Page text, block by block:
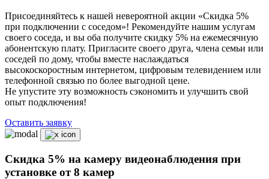
Присоединяйтесь к нашей невероятной акции «Скидка 5%
при подключении с соседом»! Рекомендуйте нашим услугам
своего соседа, и вы оба получите скидку 5% на ежемесячную
абонентскую плату. Пригласите своего друга, члена семьи или
соседей по дому, чтобы вместе наслаждаться
высокоскоростным интернетом, цифровым телевидением или
телефонной связью по более выгодной цене.
Не упустите эту возможность сэкономить и улучшить свой
опыт подключения!
Оставить заявку
Скидка 5% на камеру видеонаблюдения при
установке от 8 камер